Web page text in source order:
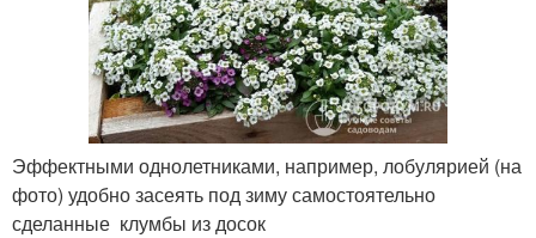
Эффектными однолетниками, например, лобулярией (на
фото) удобно засеять под зиму самостоятельно
сделанные клумбы из досок